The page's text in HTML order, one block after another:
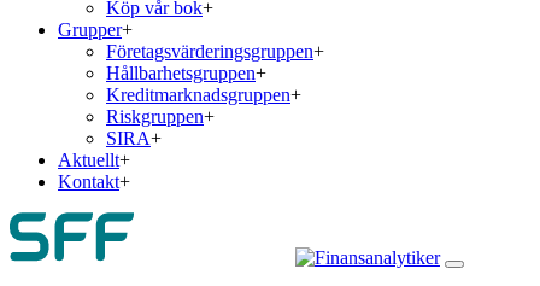
Köp vår bok+
Grupper+
Företagsvärderingsgruppen+
Hållbarhetsgruppen+
Kreditmarknadsgruppen+
Riskgruppen+
SIRA+
Aktuellt+
Kontakt+